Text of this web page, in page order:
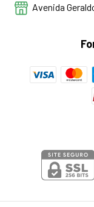
Avenida